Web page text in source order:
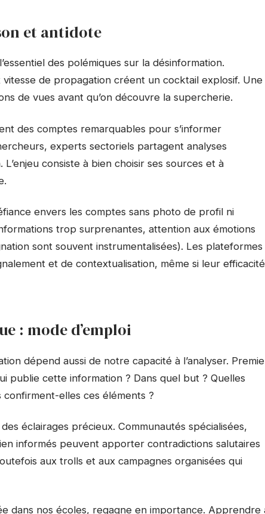
et antidote
des polémiques sur la désinformation.
de propagation créent un cocktail explosif. Une
de vues avant qu’on découvre la supercherie.
des comptes remarquables pour s’informer
experts sectoriels partagent analyses
consiste à bien choisir ses sources et à
envers les comptes sans photo de profil ni
trop surprenantes, attention aux émotions
sont souvent instrumentalisées). Les plateformes
et de contextualisation, même si leur efficacité
: mode d’emploi
dépend aussi de notre capacité à l’analyser.
publie cette information ? Dans quel but ? Quelles
confirment-elles ces éléments ?
éclairages précieux. Communautés spécialisées,
informés peuvent apporter contradictions salutaires
aux trolls et aux campagnes organisées qui
dans nos écoles, regagne en importance. Apprendre